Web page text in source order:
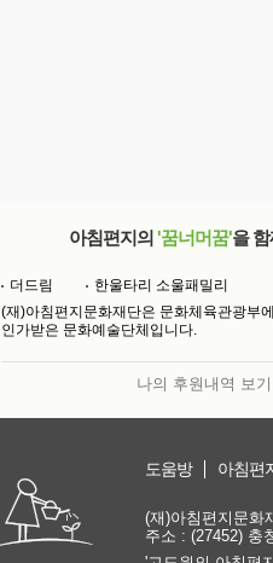
아침편지의 '꿈너머꿈'을
더드림
한울타리 소울패밀리
(재)아침편지문화재단은 문화체육관광부
인가받은 문화예술단체입니다.
나의 후원내역 보기
도움방 아침편
(재)아침편지문화
주소 : (27452) 충